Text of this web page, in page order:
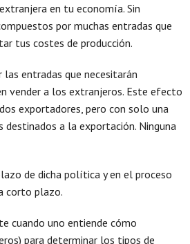
en tu economía. Sin
por muchas entradas que
tus costes de producción.
entradas que necesitarán
vender a los extranjeros. Este efecto
exportadores, pero con solo una
destinados a la exportación. Ninguna
de dicha política y en el proceso
corto plazo.
cuando uno entiende cómo
para determinar los tipos de